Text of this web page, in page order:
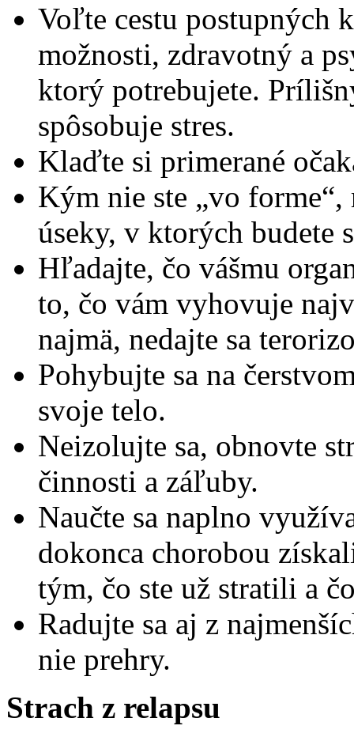
Voľte cestu postupných
možnosti, zdravotný a
ktorý potrebujete.
spôsobuje stres.
Klaďte si primerané
Kým nie ste „vo forme“,
úseky, v ktorých budete
Hľadajte, čo vášmu
to, čo vám vyhovuje
najmä, nedajte sa
Pohybujte sa na
svoje telo.
Neizolujte sa, obnovte
činnosti a záľuby.
Naučte sa naplno
dokonca chorobou
tým, čo ste už stratili a
Radujte sa aj z
nie prehry.
Strach z relapsu